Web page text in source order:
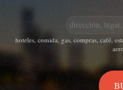
hoteles, comida, gas, compras, café,